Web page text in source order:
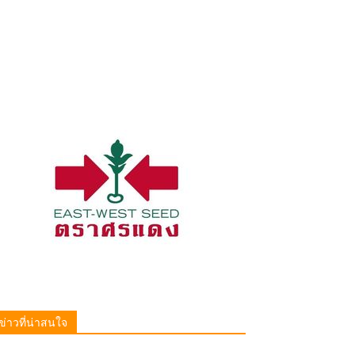
าวที่น่าสนใจ